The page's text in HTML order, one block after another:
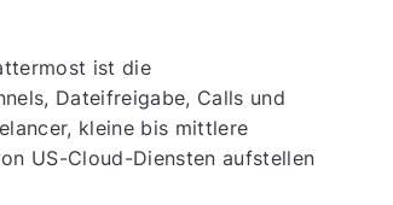
ist die
Dateifreigabe, Calls und
kleine bis mittlere
US-Cloud-Diensten aufstellen